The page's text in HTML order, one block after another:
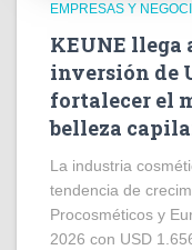
EMPRESAS Y
KEUNE llega
inversión de
fortalecer el
belleza
La industria
tendencia de
Procosméticos y
2026 con USD